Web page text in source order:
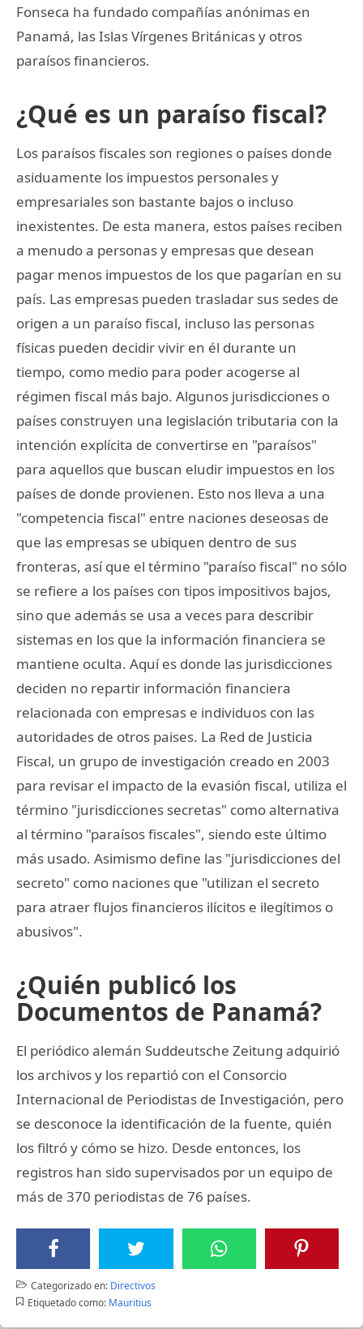
Fonseca ha fundado compañías anónimas en
Panamá, las Islas Vírgenes Británicas y otros
paraísos financieros.
¿Qué es un paraíso fiscal?
Los paraísos fiscales son regiones o países donde
asiduamente los impuestos personales y
empresariales son bastante bajos o incluso
inexistentes. De esta manera, estos países reciben
a menudo a personas y empresas que desean
pagar menos impuestos de los que pagarían en su
país. Las empresas pueden trasladar sus sedes de
origen a un paraíso fiscal, incluso las personas
físicas pueden decidir vivir en él durante un
tiempo, como medio para poder acogerse al
régimen fiscal más bajo. Algunos jurisdicciones o
países construyen una legislación tributaria con la
intención explícita de convertirse en "paraísos"
para aquellos que buscan eludir impuestos en los
países de donde provienen. Esto nos lleva a una
"competencia fiscal" entre naciones deseosas de
que las empresas se ubiquen dentro de sus
fronteras, así que el término "paraíso fiscal" no sólo
se refiere a los países con tipos impositivos bajos,
sino que además se usa a veces para describir
sistemas en los que la información financiera se
mantiene oculta. Aquí es donde las jurisdicciones
deciden no repartir información financiera
relacionada con empresas e individuos con las
autoridades de otros paises. La Red de Justicia
Fiscal, un grupo de investigación creado en 2003
para revisar el impacto de la evasión fiscal, utiliza el
término "jurisdicciones secretas" como alternativa
al término "paraísos fiscales", siendo este último
más usado. Asimismo define las "jurisdicciones del
secreto" como naciones que "utilizan el secreto
para atraer flujos financieros ilícitos e ilegítimos o
abusivos".
¿Quién publicó los
Documentos de Panamá?
El periódico alemán Suddeutsche Zeitung adquirió
los archivos y los repartió con el Consorcio
Internacional de Periodistas de Investigación, pero
se desconoce la identificación de la fuente, quién
los filtró y cómo se hizo. Desde entonces, los
registros han sido supervisados por un equipo de
más de 370 periodistas de 76 países.
Categorizado en: Directivos
Etiquetado como: Mauritius